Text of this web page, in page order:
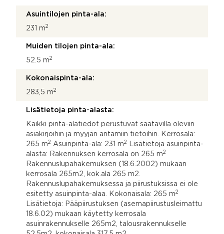
Asuintilojen pinta-ala:
231 m2
Muiden tilojen pinta-ala:
52.5 m2
Kokonaispinta-ala:
283,5 m2
Lisätietoja pinta-alasta:
Kaikki pinta-alatiedot perustuvat saatavilla oleviin
asiakirjoihin ja myyjän antamiin tietoihin. Kerrosala:
265 m2 Asuinpinta-ala: 231 m2
Lisätietoja asuinpinta-
alasta: Rakennuksen kerrosala on 265 m2
Rakennuslupahakemuksen (18.6.2002) mukaan
kerrosala 265m2, kok.ala 265 m2.
Rakennuslupahakemuksessa ja piirustuksissa ei ole
esitetty asuinpinta-alaa. Kokonaisala: 265 m2
Lisätietoja: Pääpiirustuksen (asemapiirustusleimattu
18.6.02) mukaan käytetty kerrosala
asuinrakennukselle 265m2, talousrakennukselle